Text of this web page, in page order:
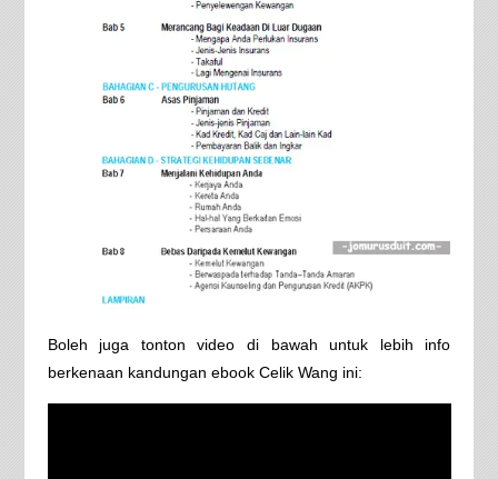
Boleh juga tonton video di bawah untuk lebih info
berkenaan kandungan ebook Celik Wang ini: